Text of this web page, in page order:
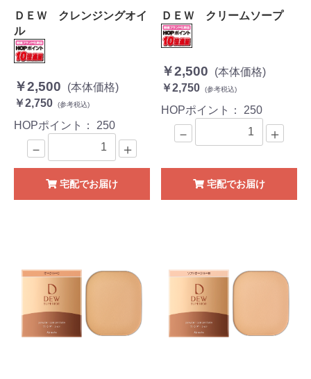
ＤＥＷ クレンジングオイ
ル
￥2,500
(本体価格)
￥2,750
(参考税込)
HOPポイント： 250
－ ＋
宅配でお届け
ＤＥＷ クリームソープ
￥2,500
(本体価格)
￥2,750
(参考税込)
HOPポイント： 250
－ ＋
宅配でお届け